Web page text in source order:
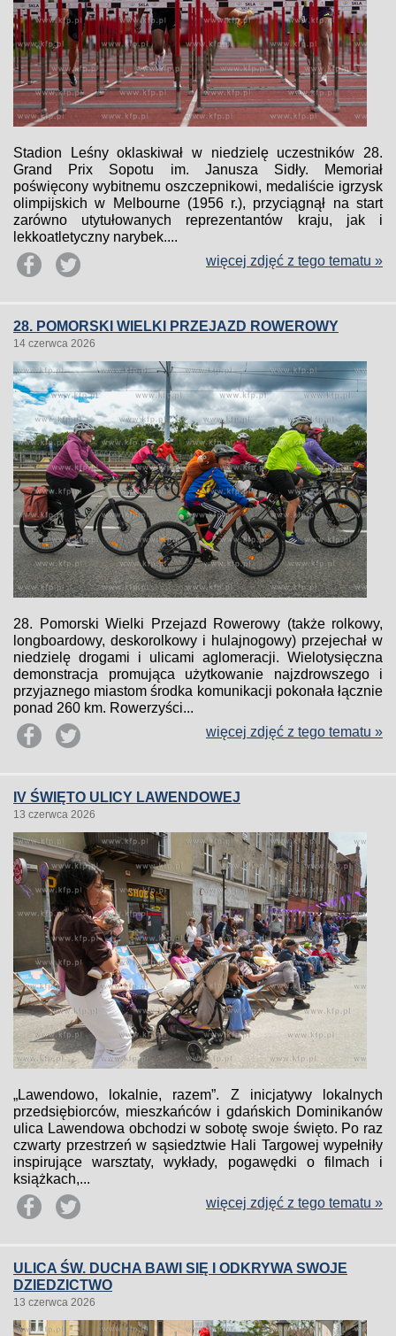
Stadion Leśny oklaskiwał w niedzielę uczestników 28.
Grand Prix Sopotu im. Janusza Sidły. Memoriał
poświęcony wybitnemu oszczepnikowi, medaliście igrzysk
olimpijskich w Melbourne (1956 r.), przyciągnął na start
zarówno utytułowanych reprezentantów kraju, jak i
lekkoatletyczny narybek....
więcej zdjęć z tego tematu »
28. POMORSKI WIELKI PRZEJAZD ROWEROWY
14 czerwca 2026
28. Pomorski Wielki Przejazd Rowerowy (także rolkowy,
longboardowy, deskorolkowy i hulajnogowy) przejechał w
niedzielę drogami i ulicami aglomeracji. Wielotysięczna
demonstracja promująca użytkowanie najzdrowszego i
przyjaznego miastom środka komunikacji pokonała łącznie
ponad 260 km. Rowerzyści...
więcej zdjęć z tego tematu »
IV ŚWIĘTO ULICY LAWENDOWEJ
13 czerwca 2026
„Lawendowo, lokalnie, razem”. Z inicjatywy lokalnych
przedsiębiorców, mieszkańców i gdańskich Dominikanów
ulica Lawendowa obchodzi w sobotę swoje święto. Po raz
czwarty przestrzeń w sąsiedztwie Hali Targowej wypełniły
inspirujące warsztaty, wykłady, pogawędki o filmach i
książkach,...
więcej zdjęć z tego tematu »
ULICA ŚW. DUCHA BAWI SIĘ I ODKRYWA SWOJE
DZIEDZICTWO
13 czerwca 2026